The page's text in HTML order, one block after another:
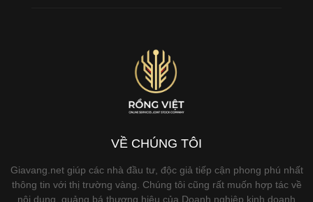
VỀ CHÚNG TÔI
Giavang.net giúp các nhà đầu tư, độc giả tiếp cận phong phú nhất
thông tin với thị trường vàng. Chúng tôi cũng rất muốn hợp tác về
nội dung, quảng bá thương hiệu của Doanh nghiệp kinh doanh